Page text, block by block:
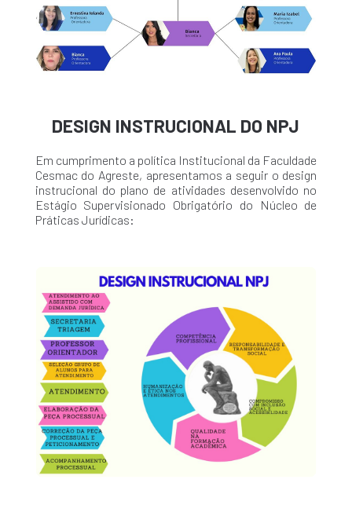
DESIGN INSTRUCIONAL DO NPJ
Em cumprimento a política Institucional da Faculdade
Cesmac do Agreste, apresentamos a seguir o design
instrucional do plano de atividades desenvolvido no
Estágio Supervisionado Obrigatório do Núcleo de
Práticas Jurídicas: